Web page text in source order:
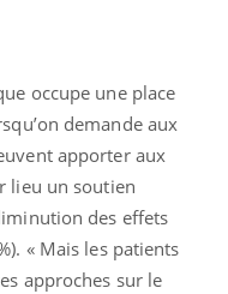
occupe une place
demande aux
apporter aux
lieu un soutien
des effets
« Mais les patients
approches sur le